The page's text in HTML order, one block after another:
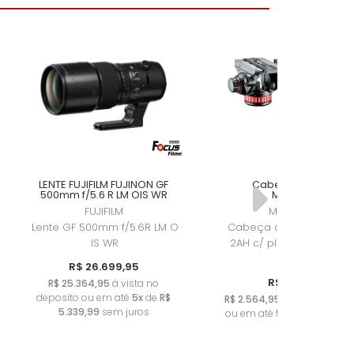
Usada
deR$ 179,99
LENTE FUJIFILM FUJINON GF
500mm f/5.6 R LM OIS WR
FUJIFILM
Lente GF 500mm f/5.6R LM O
IS WR
R$ 26.699,95
R$ 25.364,95 à vista no
deposito ou em até 5xde R$
5.339,99 sem juros
Cabeça Manfrotto
MVH502AH
MANFROTTO
Cabeça de Alúminio
2AH c/ plate 504PLONG
R$ 2.699,95
R$ 2.564,95
ou em até 5x